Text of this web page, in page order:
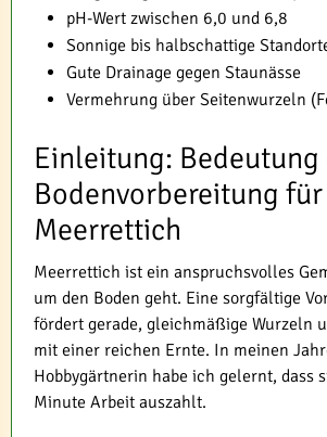
pH-Wert zwischen 6,0 und 6,8
Sonnige bis halbschattige
Gute Drainage gegen Staunässe
Vermehrung über Seitenwurzeln
Einleitung: Bedeutung
Bodenvorbereitung für
Meerrettich
Meerrettich ist ein anspruchsvolles
um den Boden geht. Eine sorgfältige
fördert gerade, gleichmäßige Wurzeln
mit einer reichen Ernte. In meinen
Hobbygärtnerin habe ich gelernt, dass
Minute Arbeit auszahlt.